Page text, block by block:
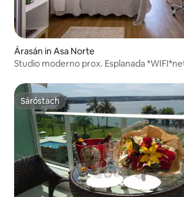
Árasán in Asa Norte
Studio moderno prox. Esplanada
Sáróstach
Sáróstach